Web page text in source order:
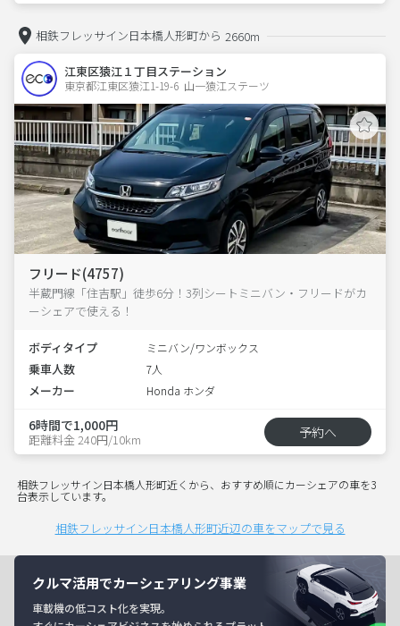
相鉄フレッサイン日本橋人形町から 2660m
江東区猿江１丁目ステーション
東京都江東区猿江1-19-6  山一猿江ステーツ
フリード(4757)
半蔵門線「住吉駅」徒歩6分！3列シートミニバン・フリードがカ
ーシェアで使える！
ボディタイプ ミニバン/ワンボックス
乗車人数 7人
メーカー Honda ホンダ
6時間で1,000円
距離料金 240円/10km 予約へ
相鉄フレッサイン日本橋人形町近くから、おすすめ順にカーシェアの車を3
台表示しています。
相鉄フレッサイン日本橋人形町近辺の車をマップで見る
クルマ活用でカーシェアリング事業
車載機の低コスト化を実現。